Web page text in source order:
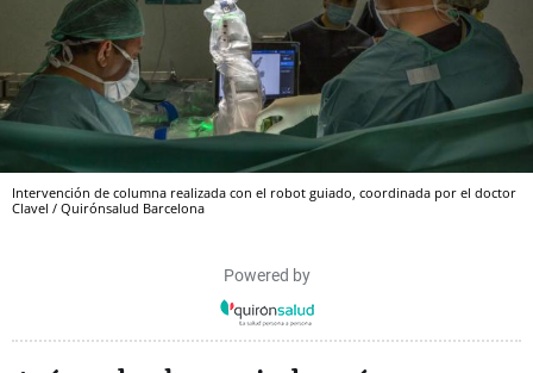
Intervención de columna realizada con el robot guiado, coordinada por el doctor
Clavel / Quirónsalud Barcelona
Powered by